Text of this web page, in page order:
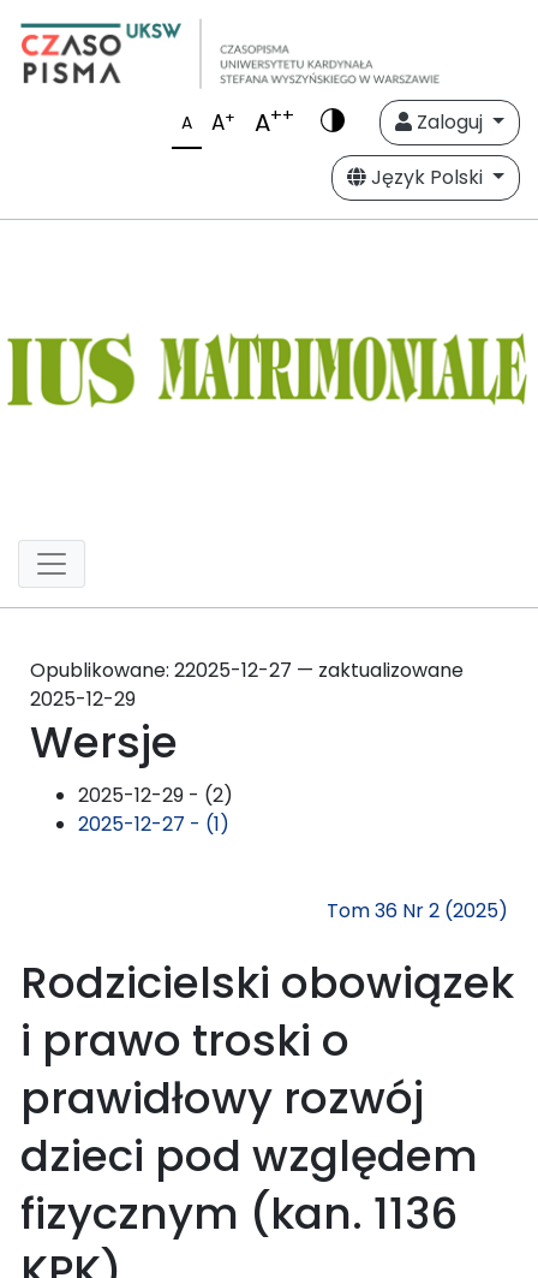
A A+ A++
Zaloguj
Język Polski
Opublikowane: 22025-12-27 — zaktualizowane
2025-12-29
Wersje
2025-12-29 - (2)
2025-12-27 - (1)
Tom 36 Nr 2 (2025)
Rodzicielski obowiązek
i prawo troski o
prawidłowy rozwój
dzieci pod względem
fizycznym (kan. 1136